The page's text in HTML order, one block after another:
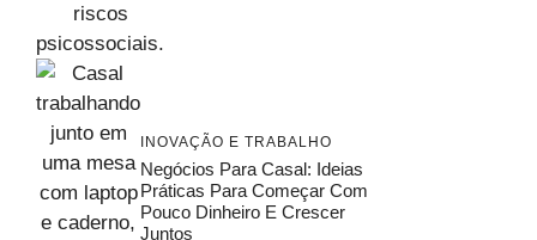
INOVAÇÃO E TRABALHO
Negócios Para Casal: Ideias
Práticas Para Começar Com
Pouco Dinheiro E Crescer
Juntos